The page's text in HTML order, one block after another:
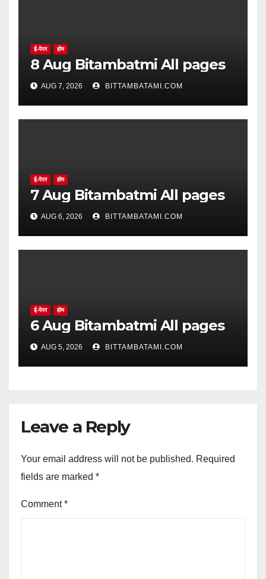
ई-पेपर होम
8 Aug Bitambatmi All pages
AUG 7, 2026 BITTAMBATAMI.COM
ई-पेपर होम
7 Aug Bitambatmi All pages
AUG 6, 2026 BITTAMBATAMI.COM
ई-पेपर होम
6 Aug Bitambatmi All pages
AUG 5, 2026 BITTAMBATAMI.COM
Leave a Reply
Your email address will not be published. Required
fields are marked *
Comment*